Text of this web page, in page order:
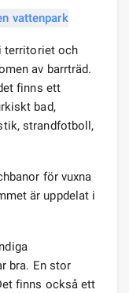
territoriet och
av barrträd.
finns ett
bad,
strandfotboll,
för vuxna
är uppdelat i
bra. En stor
finns också ett